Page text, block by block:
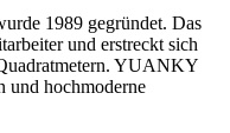
1989 gegründet. Das
und erstreckt sich
YUANKY
und hochmoderne